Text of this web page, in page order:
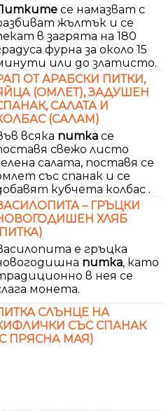
се намазват с
жълтък и се
в загрята на 180
фурна за около 15
или до златисто.
ОТ АРАБСКИ ПИТКИ,
(ОМЛЕТ), ЗАДУШЕН
САЛАТА И
(САЛАМ)
всяка питка се
свежо листо
салата, поставя се
със спанак и се
кубчета колбас .
– ГРЪЦКИ
ХЛЯБ
е гръцка
питка, като
в нея се
монета.
СЛЪНЦЕ НА
СЪС СПАНАК
ПРЯСНА МАЯ)